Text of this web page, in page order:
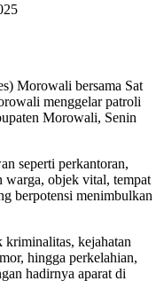
Morowali bersama Sat
menggelar patroli
Morowali, Senin
seperti perkantoran,
warga, objek vital, tempat
berpotensi menimbulkan
kejahatan
hingga perkelahian,
hadirnya aparat di